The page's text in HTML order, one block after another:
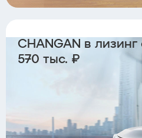
CHANGAN в
570 тыс. ₽